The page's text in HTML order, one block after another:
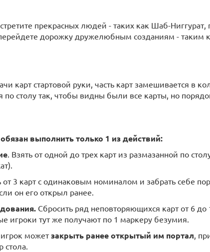
прекрасных людей - таких как Шаб-Ниггурат,
дорожку дружелюбным созданиям - таким
карт стартовой руки, часть карт замешивается в
по столу так, чтобы видны были все карты, но
выполнить только 1 из действий:
. Взять от одной до трех карт из размазанной по
от 3 карт с одинаковым номиналом и забрать себе
он его открыл ранее.
Сбросить ряд неповторяющихся карт от 6
игроки тут же получают по 1 маркеру безумия.
можетзакрыть ранее открытый им портал,
стола.